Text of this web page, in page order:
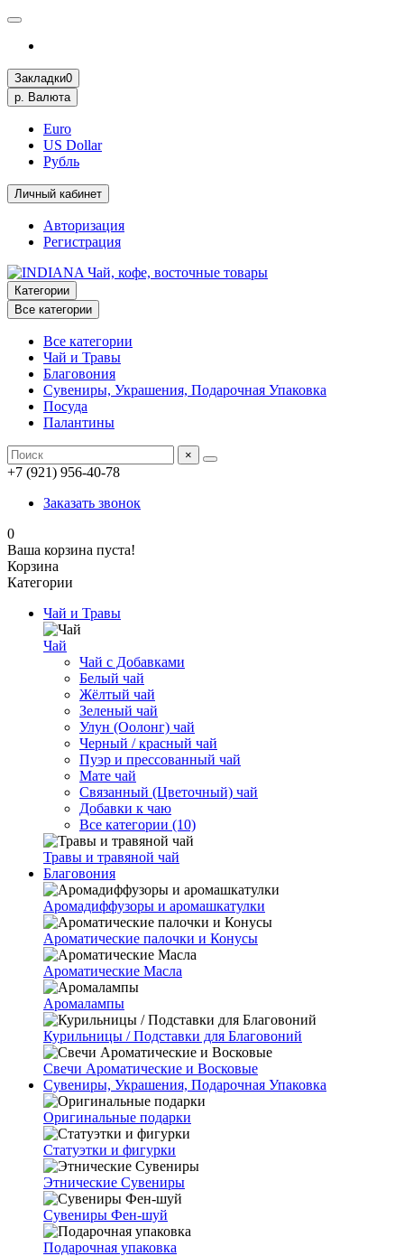
Закладки0
р. Валюта
Euro
US Dollar
Рубль
Личный кабинет
Авторизация
Регистрация
Категории
Все категории
Все категории
Чай и Травы
Благовония
Сувениры, Украшения, Подарочная Упаковка
Посуда
Палантины
×
+7 (921) 956-40-78
Заказать звонок
0
Ваша корзина пуста!
Корзина
Категории
Чай и Травы
Чай
Чай с Добавками
Белый чай
Жёлтый чай
Зеленый чай
Улун (Оолонг) чай
Черный / красный чай
Пуэр и прессованный чай
Мате чай
Связанный (Цветочный) чай
Добавки к чаю
Все категории (10)
Травы и травяной чай
Благовония
Аромадиффузоры и аромашкатулки
Ароматические палочки и Конусы
Ароматические Масла
Аромалампы
Курильницы / Подставки для Благовоний
Свечи Ароматические и Восковые
Сувениры, Украшения, Подарочная Упаковка
Оригинальные подарки
Статуэтки и фигурки
Этнические Сувениры
Сувениры Фен-шуй
Подарочная упаковка